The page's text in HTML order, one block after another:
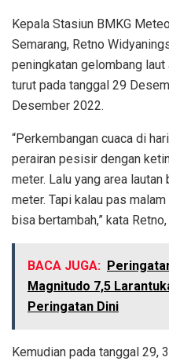
Kepala Stasiun BMKG
Semarang, Retno
peningkatan gelombang
turut pada tanggal 29
Desember 2022.
“Perkembangan cuaca di
perairan pesisir dengan
meter. Lalu yang area
meter. Tapi kalau pas
bisa bertambah,” kata
BACA JUGA:
Magnitudo 7,5
Peringatan Dini
Kemudian pada tanggal 29,